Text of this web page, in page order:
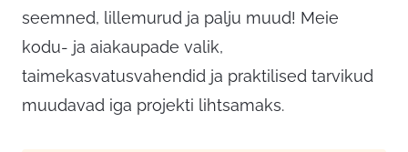
seemned, lillemurud ja palju muud! Meie
kodu- ja aiakaupade valik,
taimekasvatusvahendid ja praktilised tarvikud
muudavad iga projekti lihtsamaks.